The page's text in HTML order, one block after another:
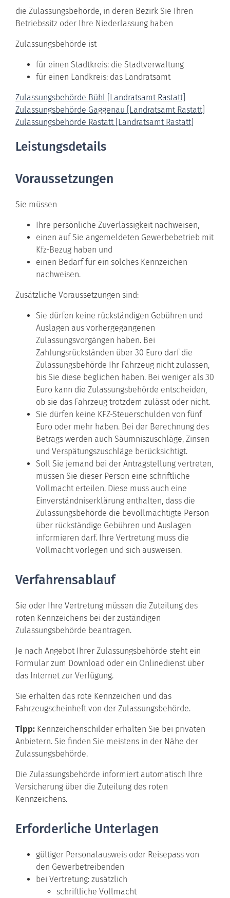
die Zulassungsbehörde, in deren Bezirk Sie Ihren
Betriebssitz oder Ihre Niederlassung haben
Zulassungsbehörde ist
für einen Stadtkreis: die Stadtverwaltung
für einen Landkreis: das Landratsamt
Zulassungsbehörde Bühl [Landratsamt Rastatt]
Zulassungsbehörde Gaggenau [Landratsamt Rastatt]
Zulassungsbehörde Rastatt [Landratsamt Rastatt]
Leistungsdetails
Voraussetzungen
Sie müssen
Ihre persönliche Zuverlässigkeit nachweisen,
einen auf Sie angemeldeten Gewerbebetrieb mit
Kfz-Bezug haben und
einen Bedarf für ein solches Kennzeichen
nachweisen.
Zusätzliche Voraussetzungen sind:
Sie dürfen keine rückständigen Gebühren und
Auslagen aus vorhergegangenen
Zulassungsvorgängen haben. Bei
Zahlungsrückständen über 30 Euro darf die
Zulassungsbehörde Ihr Fahrzeug nicht zulassen,
bis Sie diese beglichen haben. Bei weniger als 30
Euro kann die Zulassungsbehörde entscheiden,
ob sie das Fahrzeug trotzdem zulässt oder nicht.
Sie dürfen keine KFZ-Steuerschulden von fünf
Euro oder mehr haben. Bei der Berechnung des
Betrags werden auch Säumniszuschläge, Zinsen
und Verspätungszuschläge berücksichtigt.
Soll Sie jemand bei der Antragstellung vertreten,
müssen Sie dieser Person eine schriftliche
Vollmacht erteilen. Diese muss auch eine
Einverständniserklärung enthalten, dass die
Zulassungsbehörde die bevollmächtigte Person
über rückständige Gebühren und Auslagen
informieren darf. Ihre Vertretung muss die
Vollmacht vorlegen und sich ausweisen.
Verfahrensablauf
Sie oder Ihre Vertretung müssen die Zuteilung des
roten Kennzeichens bei der zuständigen
Zulassungsbehörde beantragen.
Je nach Angebot Ihrer Zulassungsbehörde steht ein
Formular zum Download oder ein Onlinedienst über
das Internet zur Verfügung.
Sie erhalten das rote Kennzeichen und das
Fahrzeugscheinheft von der Zulassungsbehörde.
Tipp: Kennzeichenschilder erhalten Sie bei privaten
Anbietern. Sie finden Sie meistens in der Nähe der
Zulassungsbehörde.
Die Zulassungsbehörde informiert automatisch Ihre
Versicherung über die Zuteilung des roten
Kennzeichens.
Erforderliche Unterlagen
gültiger Personalausweis oder Reisepass von
den Gewerbetreibenden
bei Vertretung: zusätzlich
schriftliche Vollmacht